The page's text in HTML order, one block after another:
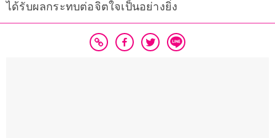
ได้รับผลกระทบต่อจิตใจเป็นอย่างยิ่ง